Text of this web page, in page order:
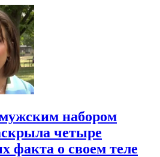
набором
четыре
факта о своем теле